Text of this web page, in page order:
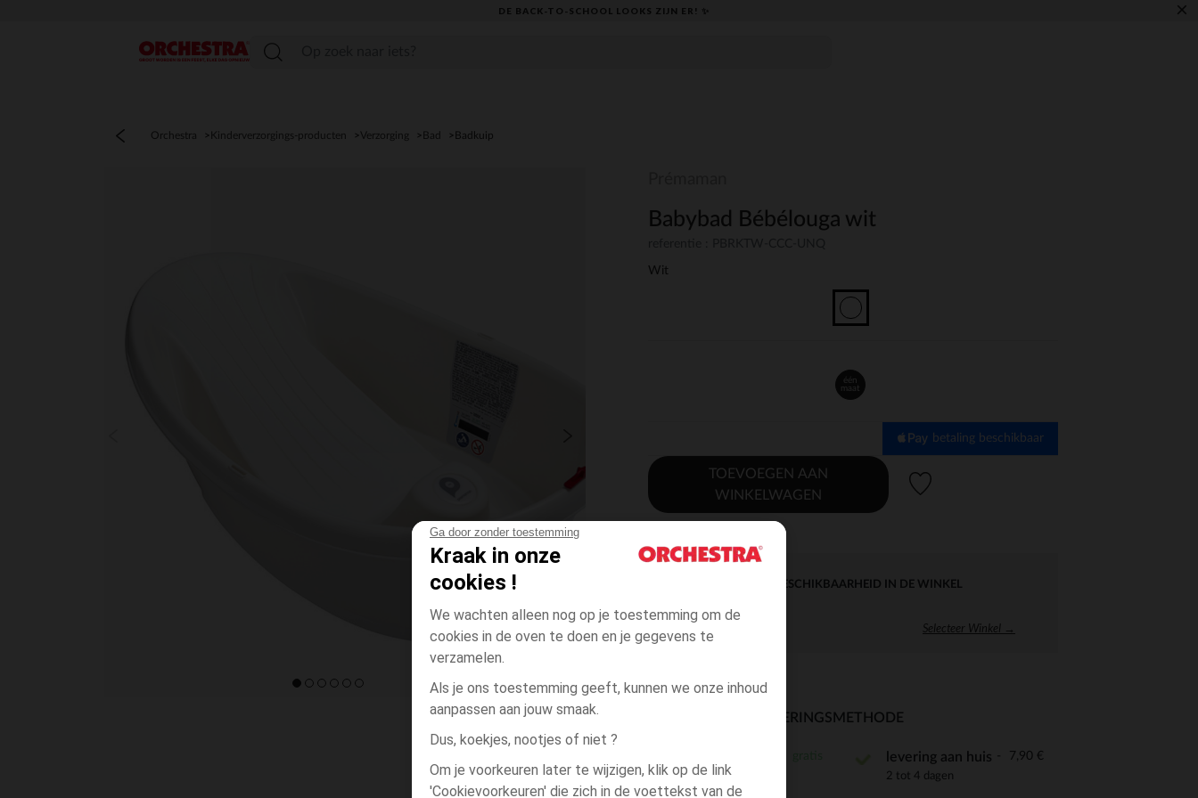
Ga door zonder toestemming
Kraak in onze
cookies !
We wachten alleen nog op je toestemming om de
cookies in de oven te doen en je gegevens te
verzamelen.
Als je ons toestemming geeft, kunnen we onze inhoud
aanpassen aan jouw smaak.
Dus, koekjes, nootjes of niet ?
Om je voorkeuren later te wijzigen, klik op de link
'Cookievoorkeuren' die zich in de voettekst van de
DE BACK-TO-SCHOOL LOOKS ZIJN ER! ✨ ×
menu
Orchestra Kinderverzorgings-producten Verzorging Bad Badkuip
Babybad Bébélouga wit
Wit
één
maat
betaling beschikbaar
TOEVOEGEN AAN
WINKELWAGEN
DIRECTE BESCHIKBAARHEID IN DE WINKEL
Selecteer Winkel →
BESCHIKBAARE LEVERINGSMETHODE
3 tot 10 dagen
levering aan huis 7,90 €
2 tot 4 dagen